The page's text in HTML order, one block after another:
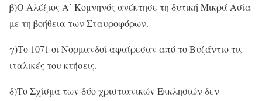
β)Ο Αλέξιος Α΄ Κομνηνός ανέκτησε τη δυτική Μικρά Ασία
με τη βοήθεια των Σταυροφόρων.
γ)Το 1071 οι Νορμανδοί αφαίρεσαν από το Βυζάντιο τις
ιταλικές του κτήσεις.
δ)Το Σχίσμα των δύο χριστιανικών Εκκλησιών δεν